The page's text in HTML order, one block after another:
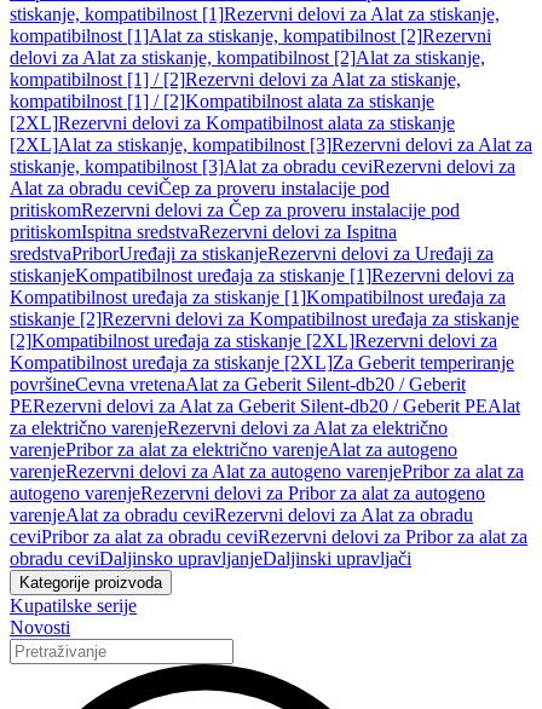
stiskanje, kompatibilnost [1]Rezervni delovi za Alat za stiskanje,
kompatibilnost [1]Alat za stiskanje, kompatibilnost [2]Rezervni
delovi za Alat za stiskanje, kompatibilnost [2]Alat za stiskanje,
kompatibilnost [1] / [2]Rezervni delovi za Alat za stiskanje,
kompatibilnost [1] / [2]Kompatibilnost alata za stiskanje
[2XL]Rezervni delovi za Kompatibilnost alata za stiskanje
[2XL]Alat za stiskanje, kompatibilnost [3]Rezervni delovi za Alat za
stiskanje, kompatibilnost [3]Alat za obradu ceviRezervni delovi za
Alat za obradu ceviČep za proveru instalacije pod
pritiskomRezervni delovi za Čep za proveru instalacije pod
pritiskomIspitna sredstvaRezervni delovi za Ispitna
sredstvaPriborUređaji za stiskanjeRezervni delovi za Uređaji za
stiskanjeKompatibilnost uređaja za stiskanje [1]Rezervni delovi za
Kompatibilnost uređaja za stiskanje [1]Kompatibilnost uređaja za
stiskanje [2]Rezervni delovi za Kompatibilnost uređaja za stiskanje
[2]Kompatibilnost uređaja za stiskanje [2XL]Rezervni delovi za
Kompatibilnost uređaja za stiskanje [2XL]Za Geberit temperiranje
površineCevna vretenaAlat za Geberit Silent-db20 / Geberit
PERezervni delovi za Alat za Geberit Silent-db20 / Geberit PEAlat
za električno varenjeRezervni delovi za Alat za električno
varenjePribor za alat za električno varenjeAlat za autogeno
varenjeRezervni delovi za Alat za autogeno varenjePribor za alat za
autogeno varenjeRezervni delovi za Pribor za alat za autogeno
varenjeAlat za obradu ceviRezervni delovi za Alat za obradu
ceviPribor za alat za obradu ceviRezervni delovi za Pribor za alat za
obradu ceviDaljinsko upravljanjeDaljinski upravljači
Kategorije proizvoda
Kupatilske serije
Novosti